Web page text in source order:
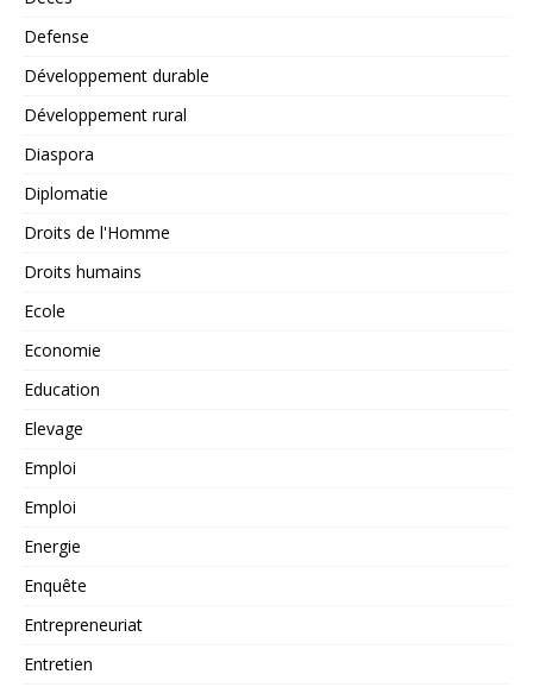
Defense
Développement durable
Développement rural
Diaspora
Diplomatie
Droits de l'Homme
Droits humains
Ecole
Economie
Education
Elevage
Emploi
Emploi
Energie
Enquête
Entrepreneuriat
Entretien